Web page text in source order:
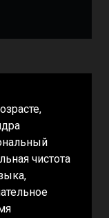
чистота